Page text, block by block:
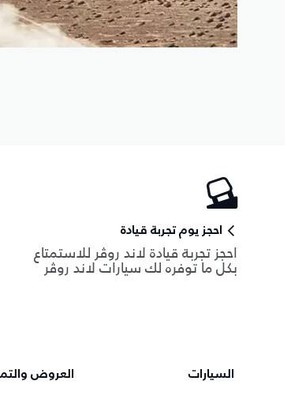
احجز يوم تجربة قيادة
احجز تجربة قيادة لاند روڤر للاستمتاع
بكل ما توفره لك سيارات لاند روڤر
السيارات العروض